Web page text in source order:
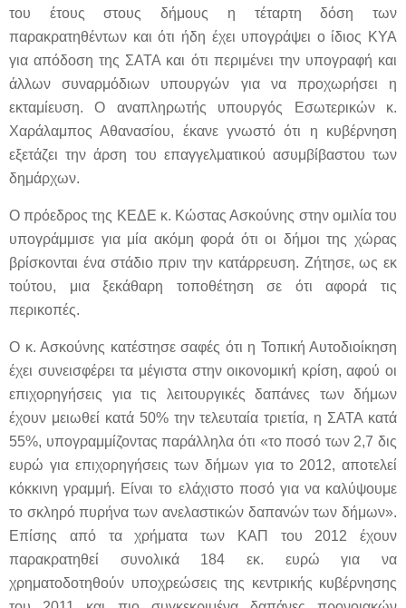
του έτους στους δήμους η τέταρτη δόση των
παρακρατηθέντων και ότι ήδη έχει υπογράψει ο ίδιος ΚΥΑ
για απόδοση της ΣΑΤΑ και ότι περιμένει την υπογραφή και
άλλων συναρμόδιων υπουργών για να προχωρήσει η
εκταμίευση. Ο αναπληρωτής υπουργός Εσωτερικών κ.
Χαράλαμπος Αθανασίου, έκανε γνωστό ότι η κυβέρνηση
εξετάζει την άρση του επαγγελματικού ασυμβίβαστου των
δημάρχων.
Ο πρόεδρος της ΚΕΔΕ κ. Κώστας Ασκούνης στην ομιλία του
υπογράμμισε για μία ακόμη φορά ότι οι δήμοι της χώρας
βρίσκονται ένα στάδιο πριν την κατάρρευση. Ζήτησε, ως εκ
τούτου, μια ξεκάθαρη τοποθέτηση σε ότι αφορά τις
περικοπές.
Ο κ. Ασκούνης κατέστησε σαφές ότι η Τοπική Αυτοδιοίκηση
έχει συνεισφέρει τα μέγιστα στην οικονομική κρίση, αφού οι
επιχορηγήσεις για τις λειτουργικές δαπάνες των δήμων
έχουν μειωθεί κατά 50% την τελευταία τριετία, η ΣΑΤΑ κατά
55%, υπογραμμίζοντας παράλληλα ότι «το ποσό των 2,7 δις
ευρώ για επιχορηγήσεις των δήμων για το 2012, αποτελεί
κόκκινη γραμμή. Είναι το ελάχιστο ποσό για να καλύψουμε
το σκληρό πυρήνα των ανελαστικών δαπανών των δήμων».
Επίσης από τα χρήματα των ΚΑΠ του 2012 έχουν
παρακρατηθεί συνολικά 184 εκ. ευρώ για να
χρηματοδοτηθούν υποχρεώσεις της κεντρικής κυβέρνησης